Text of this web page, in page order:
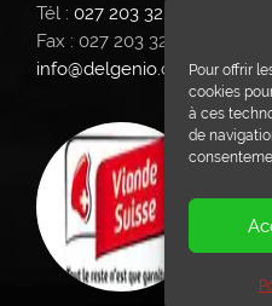
Pour offrir
cookies
à ces
de
Tél : 027 203 32 02
Fax : 027 203 32 68
info@delgenio.ch